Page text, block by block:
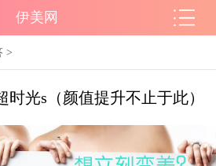
伊美网
>
时光s（颜值提升不止于此）